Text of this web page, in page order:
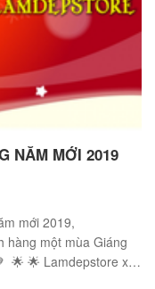
NĂM MỚI 2019
mới 2019,
hàng một mùa Giáng
🌟 🌟 Lamdepstore xin